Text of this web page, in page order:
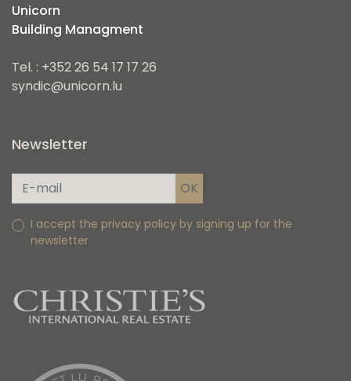
Unicorn
Building Managment
Tel. : +352 26 54 17 17 26
syndic@unicorn.lu
Newsletter
I accept the privacy policy by signing up for the
newsletter